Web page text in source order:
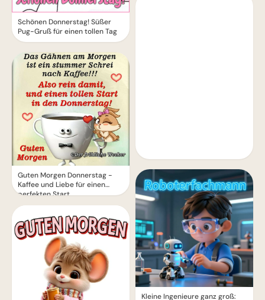
Schönen Donnerstag! Süßer
Pug-Gruß für einen tollen Tag
Guten Morgen Donnerstag -
Kaffee und Liebe für einen
perfekten Start
Kleine Ingenieure ganz groß: